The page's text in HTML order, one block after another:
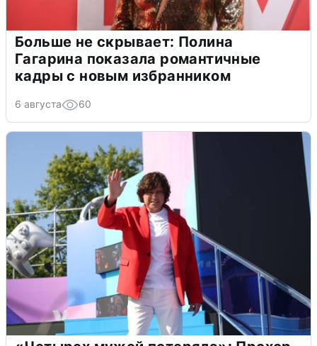
Больше не скрывает: Полина
Гагарина показала романтичные
кадры с новым избранником
6 августа 60